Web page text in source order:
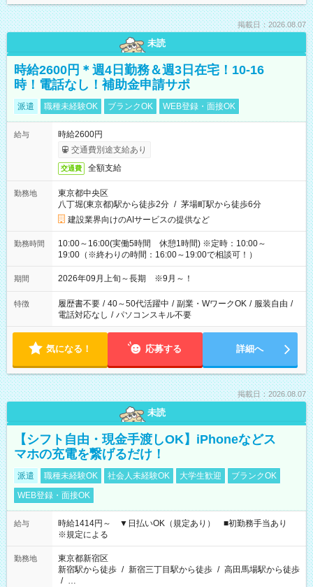
掲載日：2026.08.07
未読
時給2600円＊週4日勤務＆週3日在宅！10-16
時！電話なし！補助金申請サポ
派遣 職種未経験OK ブランクOK WEB登録・面接OK
給与
時給2600円
交通費別途支給あり
交通費 全額支給
勤務地
東京都中央区
八丁堀(東京都)駅から徒歩2分 / 茅場町駅から徒歩6分
建設業界向けのAIサービスの提供など
勤務時間
10:00～16:00(実働5時間 休憩1時間) ※定時：10:00～
19:00（※終わりの時間：16:00～19:00で相談可！）
期間 2026年09月上旬～長期 ※9月～！
特徴 履歴書不要 / 40～50代活躍中 / 副業・WワークOK / 服装自由 /
電話対応なし / パソコンスキル不要
気になる！ 応募する 詳細へ
掲載日：2026.08.07
未読
【シフト自由・現金手渡しOK】iPhoneなどス
マホの充電を繋げるだけ！
派遣 職種未経験OK 社会人未経験OK 大学生歓迎
ブランクOK
WEB登録・面接OK
給与
時給1414円～ ▼日払いOK（規定あり） ■初勤務手当あり
※規定による
勤務地
東京都新宿区
新宿駅から徒歩 / 新宿三丁目駅から徒歩 / 高田馬場駅から徒歩
/ …